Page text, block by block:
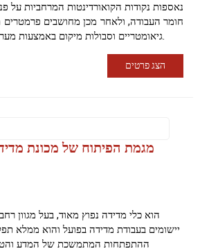
חומר העבודה, ולאחר מכן מחושבים פרמטרים
גיאומטריים וסבולות מיקום באמצעות מערכת תוכנה מקצועית.
הצג פרטים
מגמת הפיתוח של מכונת
יישומים בעבודת מדידה בפועל והוא ממלא
ההתפתחות המתמשכת של המדע